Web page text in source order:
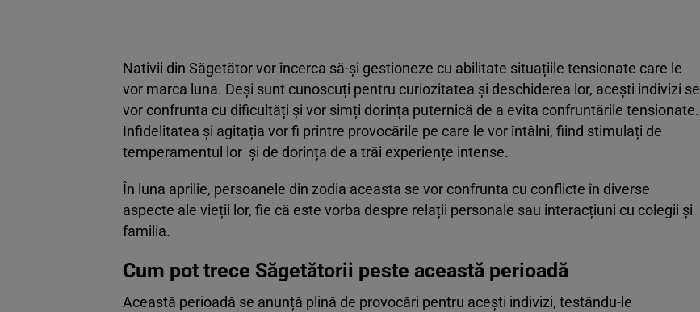
Nativii din Săgetător vor încerca să-și gestioneze cu abilitate situațiile tensionate care le
vor marca luna. Deși sunt cunoscuți pentru curiozitatea și deschiderea lor, acești indivizi se
vor confrunta cu dificultăți și vor simți dorința puternică de a evita confruntările tensionate.
Infidelitatea și agitația vor fi printre provocările pe care le vor întâlni, fiind stimulați de
temperamentul lor și de dorința de a trăi experiențe intense.
În luna aprilie, persoanele din zodia aceasta se vor confrunta cu conflicte în diverse
aspecte ale vieții lor, fie că este vorba despre relații personale sau interacțiuni cu colegii și
familia.
Cum pot trece Săgetătorii peste această perioadă
Această perioadă se anunță plină de provocări pentru acești indivizi, testându-le